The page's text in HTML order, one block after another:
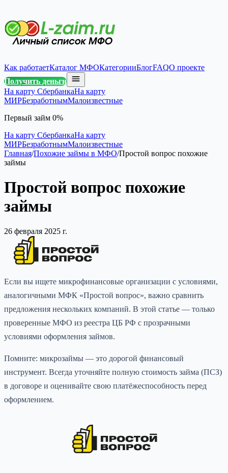
Как работаетКаталог МФОКатегорииБлогFAQО проекте
Получить деньги
На карту СбербанкаНа карту
МИРБезработнымМалоизвестные
Первый займ 0%
На карту СбербанкаНа карту
МИРБезработнымМалоизвестные
Главная/Похожие займы в МФО/Простой вопрос похожие
займы
Простой вопрос похожие
займы
26 февраля 2025 г.
Если вы ищете микрофинансовые организации с условиями,
аналогичными МФК «Простой вопрос», важно сравнить
предложения нескольких компаний. В этой статье — только
проверенные МФО из реестра ЦБ РФ с прозрачными
условиями оформления займов.
Помните: микрозаймы — это дорогой финансовый
инструмент. Всегда уточняйте полную стоимость займа (ПСЗ)
в договоре и оценивайте свою платёжеспособность перед
оформлением.